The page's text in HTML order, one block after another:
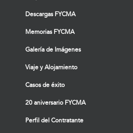
Descargas FYCMA
Memorias FYCMA
Galería de Imágenes
Viaje y Alojamiento
Casos de éxito
20 aniversario FYCMA
Perfil del Contratante